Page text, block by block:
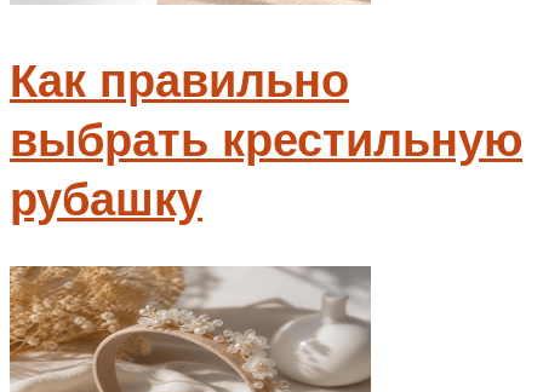
Как правильно
выбрать крестильную
рубашку